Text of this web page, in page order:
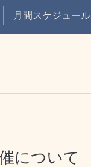
月間スケジュール
について